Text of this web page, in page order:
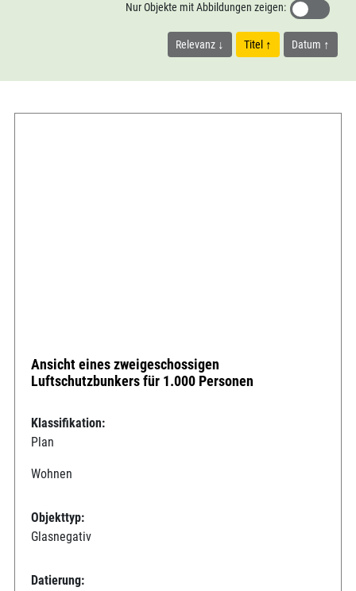
Relevanz Titel Datum
Nur Objekte mit Abbildungen zeigen:
Ansicht eines zweigeschossigen
Luftschutzbunkers für 1.000 Personen
Klassifikation:
Plan
Wohnen
Objekttyp:
Glasnegativ
Datierung: